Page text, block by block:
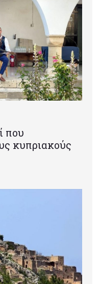
που
κυπριακούς